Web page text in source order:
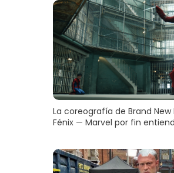
La coreografía de Brand
Fénix — Marvel por fin